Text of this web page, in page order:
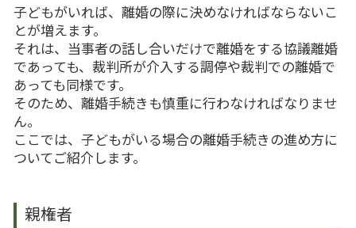
子どもがいれば、離婚の際に決めなければならないこ
とが増えます。
それは、当事者の話し合いだけで離婚をする協議離婚
であっても、裁判所が介入する調停や裁判での離婚で
あっても同様です。
そのため、離婚手続きも慎重に行わなければなりませ
ん。
ここでは、子どもがいる場合の離婚手続きの進め方に
ついてご紹介します。
親権者